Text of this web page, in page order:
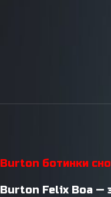
Burton ботинки
Burton Felix Boa —